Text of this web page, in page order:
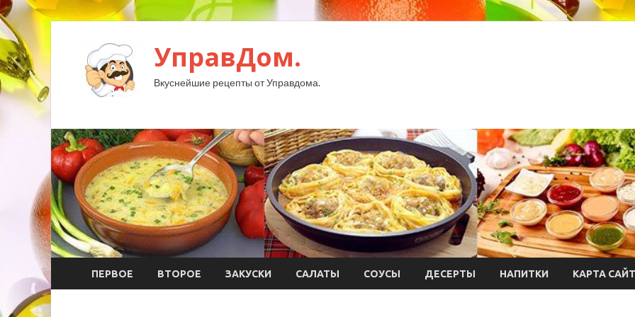
УправДом.
Вкуснейшие рецепты от Управдома.
ПЕРВОЕ ВТОРОЕ ЗАКУСКИ САЛАТЫ СОУСЫ ДЕСЕРТЫ НАПИТКИ КАРТА